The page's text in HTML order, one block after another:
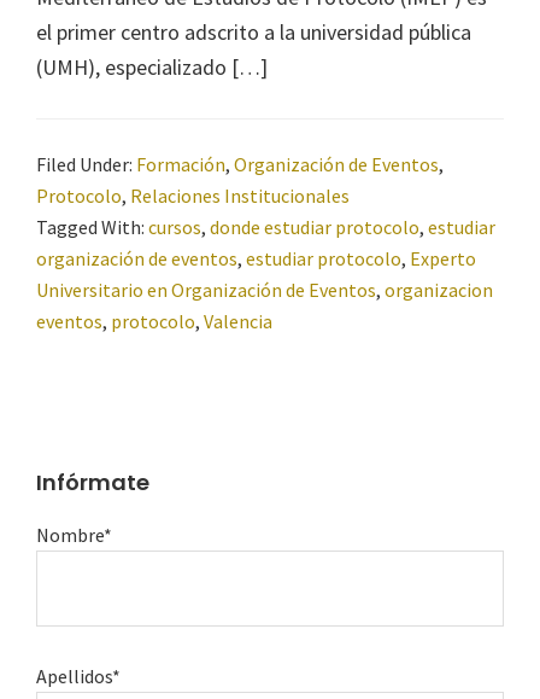
el primer centro adscrito a la universidad pública
(UMH), especializado […]
Filed Under: Formación, Organización de Eventos,
Protocolo, Relaciones Institucionales
Tagged With: cursos, donde estudiar protocolo, estudiar
organización de eventos, estudiar protocolo, Experto
Universitario en Organización de Eventos, organizacion
eventos, protocolo, Valencia
Infórmate
Nombre*
Apellidos*